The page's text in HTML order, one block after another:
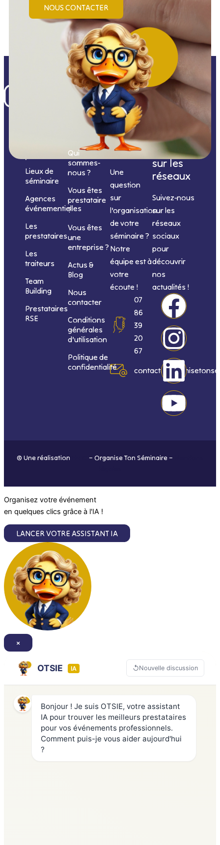
NOUS CONTACTER
prestations
Lieux de
séminaire
Agences
événementielles
Les
prestataires
Les
traiteurs
Team
Building
Prestataires
RSE
Informations
Qui
sommes-
nous ?
Vous êtes
prestataire
?
Vous êtes
une
entreprise ?
Actus &
Blog
Nous
contacter
Conditions
générales
d’utilisation
Politique de
confidentialité
Nous
contacter
Une
question
sur
l’organisation
de votre
séminaire ?
Notre
équipe est à
votre
écoute !
07
86
39
20
67
Nous
suivre
sur les
réseaux
Suivez-nous
sur les
réseaux
sociaux
pour
découvrir
nos
actualités !
F
a
c
e
b
I
n
s
t
a
L
i
n
k
e
Y
o
u
t
u
© Une réalisation – Organise Ton Séminaire –
Organisez votre événement
en quelques clics grâce à l'IA !
LANCER VOTRE ASSISTANT IA
×